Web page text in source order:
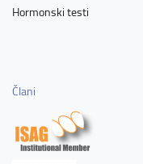
Hormonski testi
Člani